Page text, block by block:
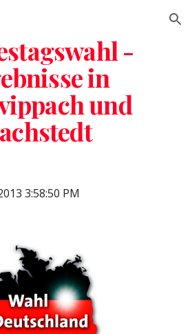
Skip to navigation
-
in
und
3:58:50 PM